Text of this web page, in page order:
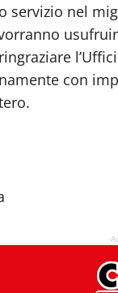
servizio nel
con